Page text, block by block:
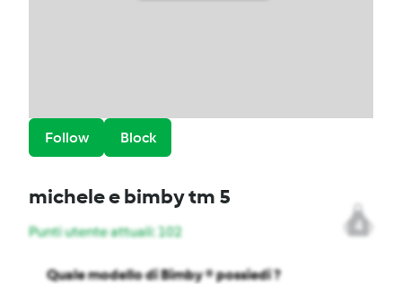
Follow Block
michele e bimby tm 5
4
Punti utente attuali: 102
Quale modello di Bimby ® possiedi ?